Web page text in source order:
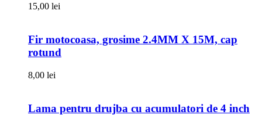
15,00 lei
Fir motocoasa, grosime 2.4MM X 15M, cap
rotund
8,00 lei
Lama pentru drujba cu acumulatori de 4 inch